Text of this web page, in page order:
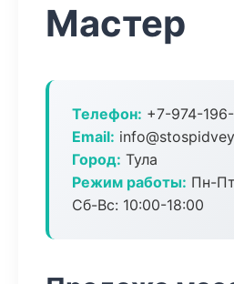
Мастер
Телефон: +7-974-
Email:
Город: Тула
Режим работы: Пн-
Сб-Вс: 10:00-18:00